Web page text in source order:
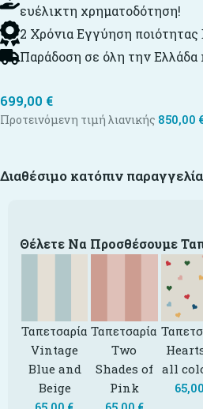
ευέλικτη χρηματοδότηση!
2 Χρόνια Εγγύηση
Παράδοση σε όλη την Ελλάδα
699,00 €
Προτεινόμενη τιμή λιανικής 850,00
Διαθέσιμο κατόπιν
Θέλετε Να Προσθέσουμε
Ταπετσαρία
Vintage
Blue and
Beige
Ταπετσαρία
Two
Shades of
Pink
all
65,00